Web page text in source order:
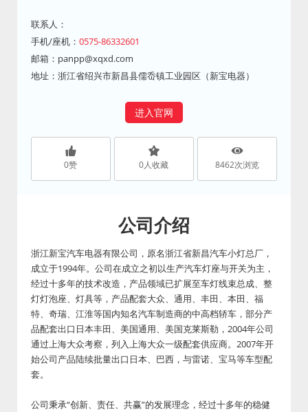
联系人：
手机/座机： 0575-86332601
邮箱： panpp@xqxd.com
地址：浙江省绍兴市新昌县儒岙镇工业园区（新宝电器）
进入官网
0赞 0人收藏 8462次浏览
公司介绍
浙江新宝汽车电器有限公司，原名浙江省新昌汽车小灯总厂，
成立于1994年。公司在成立之初以生产汽车灯座与开关为主，
经过十多年的技术改造，产品领域已扩展至车灯线束总成、整
灯灯泡座、灯具等，产品配套大众、通用、丰田、本田、福
特、奇瑞、江淮等国内知名汽车制造商的中高档轿车，部分产
品配套出口日本丰田、美国通用、美国克莱斯勒，2004年公司
通过上海大众考察，列入上海大众一级配套供应商。2007年开
始公司产品陆续批量出口日本、巴西，与雷诺、宝马等车型配
套。
公司秉承“创新、责任、共赢”的发展理念，经过十多年的稳健